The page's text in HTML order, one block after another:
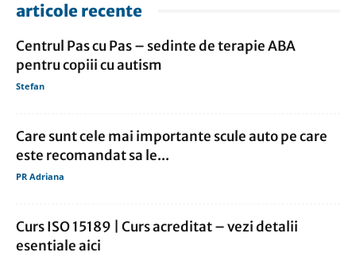
articole recente
Centrul Pas cu Pas – sedinte de terapie ABA
pentru copiii cu autism
Stefan
Care sunt cele mai importante scule auto pe care
este recomandat sa le...
PR Adriana
Curs ISO 15189 | Curs acreditat – vezi detalii
esentiale aici